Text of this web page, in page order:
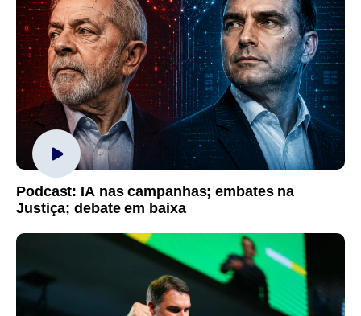
Podcast: IA nas campanhas; embates na
Justiça; debate em baixa